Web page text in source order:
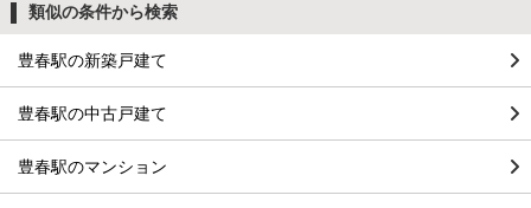
類似の条件から検索
豊春駅の新築戸建て
豊春駅の中古戸建て
豊春駅のマンション